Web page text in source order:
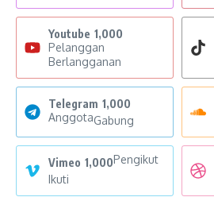
Youtube 1,000
Pelanggan
Berlangganan
Telegram 1,000
AnggotaGabung
Vimeo 1,000Pengikut
Ikuti